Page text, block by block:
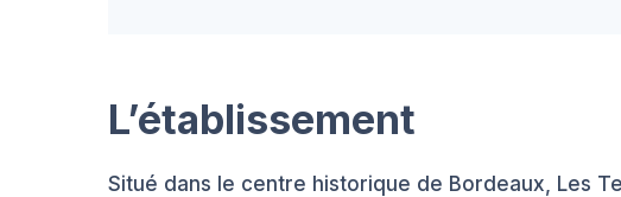
L’établissement
Situé dans le centre historique de Bordeaux, Les